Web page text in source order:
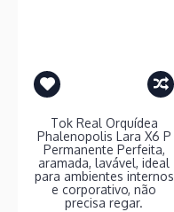
Tok Real Orquídea
Phalenopolis Lara X6 P
Permanente Perfeita,
aramada, lavável, ideal
para ambientes internos
e corporativo, não
precisa regar.